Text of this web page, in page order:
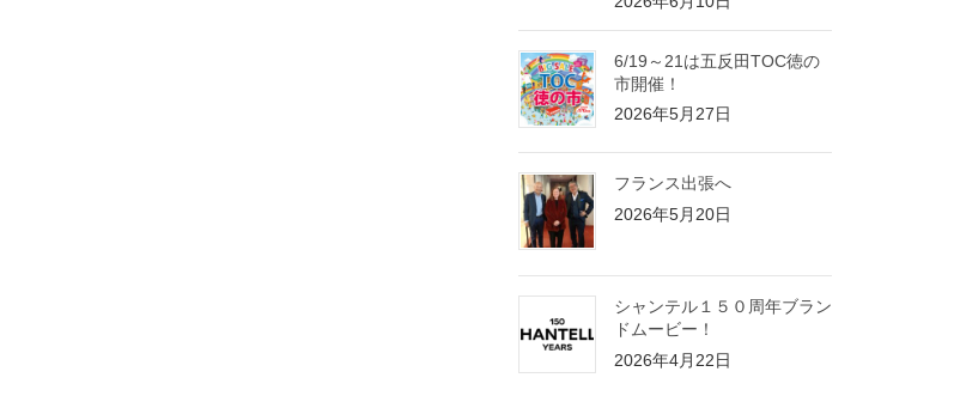
6/19～21は五反田TOC徳の
市開催！
2026年5月27日
フランス出張へ
2026年5月20日
シャンテル１５０周年ブラン
ドムービー！
2026年4月22日